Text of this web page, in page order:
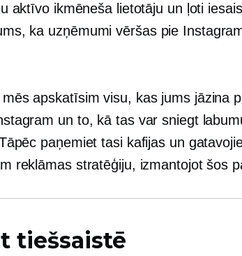
aktīvo ikmēneša lietotāju un ļoti
ka uzņēmumi vēršas pie
apskatīsim visu, kas jums jāzina
un to, kā tas var sniegt
paņemiet tasi kafijas un
reklāmas stratēģiju, izmantojot šos
tiešsaistē